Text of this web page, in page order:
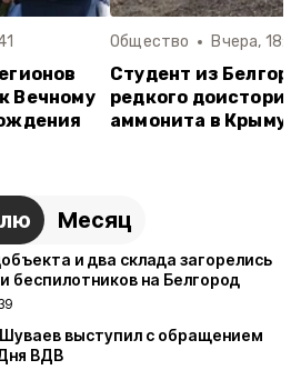
Вечному
Общество Вчера,
Студент из
редкого
аммонита в Крыму
Месяц
и два склада загорелись
беспилотников на Белгород
выступил с обращением
ВДВ